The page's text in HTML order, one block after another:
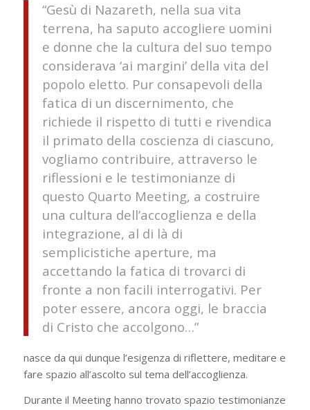
“Gesù di Nazareth, nella sua vita
terrena, ha saputo accogliere uomini
e donne che la cultura del suo tempo
considerava ‘ai margini’ della vita del
popolo eletto. Pur consapevoli della
fatica di un discernimento, che
richiede il rispetto di tutti e rivendica
il primato della coscienza di ciascuno,
vogliamo contribuire, attraverso le
riflessioni e le testimonianze di
questo Quarto Meeting, a costruire
una cultura dell’accoglienza e della
integrazione, al di là di
semplicistiche aperture, ma
accettando la fatica di trovarci di
fronte a non facili interrogativi. Per
poter essere, ancora oggi, le braccia
di Cristo che accolgono…”
nasce da qui dunque l’esigenza di riflettere, meditare e
fare spazio all’ascolto sul tema dell’accoglienza.
Durante il Meeting hanno trovato spazio testimonianze